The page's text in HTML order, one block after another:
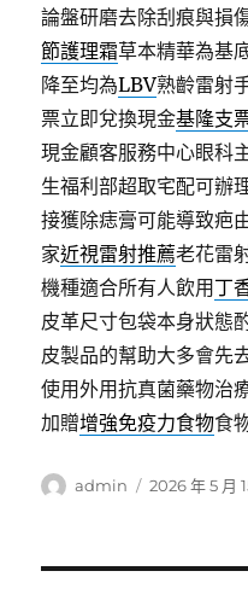
論盤研磨去除刮痕與損
節護理霜草本精華為基
降至均為LBV熟齡雷射
票立即兌換現金基隆支
現金顧客服務中心眼科
生福利部超取宅配可辦
接獲除痣膏可能導致疤
家近視雷射推薦老花雷
機種適合所有人飲用 丁
皮革尺寸包袋本身狀態
皮製品的幫助大多會先
使用外用抗真菌藥物治
加贈增強免疫力食物食
作
admin
發
2026 年 5 月